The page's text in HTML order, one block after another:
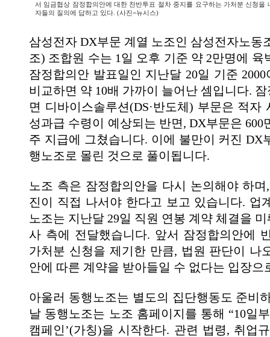
서 임금협상 잠정합의안에 대한 찬반투표 절차 중지를 요구하는 가처분 신청을
자들의 질의에 답하고 있다. (사진=뉴시스)
삼성전자 DX부문 계열 노조인 삼성전자노동
조) 조합원 수는 1일 오후 기준 약 2만명에 육
잠정합의안 발표일인 지난달 20일 기준
비교하면 약 10배 가까이 늘어난 셈입니다.
면 디바이스솔루션(DS·반도체) 부문은 적자
성과급 수령이 예상되는 반면, DX부문은 600
주 지급에 그쳤습니다. 이에 불만이 커진 DX
행노조로 몰린 것으로 풀이됩니다.
노조 측은 잠정합의안을 다시 논의해야 하
진이 직접 나서야 한다고 보고 있습니다. 업
노조는 지난달 29일 직원 연봉 계약 체결을
사 측에 전달했습니다. 앞서 잠정합의안에
가처분 신청을 제기한 만큼, 법원 판단이 나
안에 따른 계약을 받아들일 수 없다는 입장으
아울러 동행노조는 별도의 집단행동도 준비
날 동행노조는 노조 홈페이지를 통해 “10일
캠페인’(가칭)을 시작한다. 관련 법령, 취업